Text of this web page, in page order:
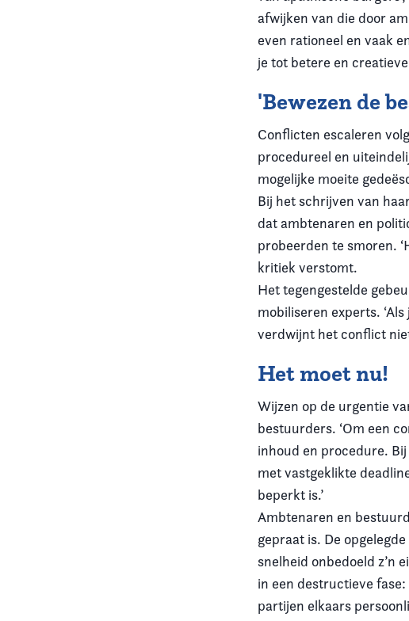
afwijken van die door
even rationeel en vaak
je tot betere en
'Bewezen de
Conflicten escaleren
procedureel en
mogelijke moeite
Bij het schrijven van
dat ambtenaren en
probeerden te smoren.
kritiek verstomt.
Het tegengestelde
mobiliseren experts.
verdwijnt het conflict
Het moet nu!
Wijzen op de urgentie
bestuurders. ‘Om een
inhoud en procedure.
met vastgeklikte
beperkt is.’
Ambtenaren en
gepraat is. De
snelheid onbedoeld z’n
in een destructieve
partijen elkaars